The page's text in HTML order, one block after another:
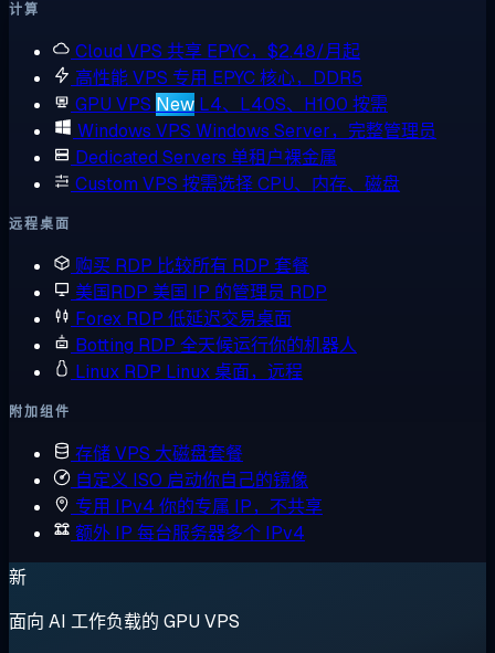
计算
Cloud VPS 共享 EPYC，$2.48/月起
高性能 VPS 专用 EPYC 核心，DDR5
GPU VPS New L4、L40S、H100 按需
Windows VPS Windows Server，完整管理员
Dedicated Servers 单租户裸金属
Custom VPS 按需选择 CPU、内存、磁盘
远程桌面
购买 RDP 比较所有 RDP 套餐
美国RDP 美国 IP 的管理员 RDP
Forex RDP 低延迟交易桌面
Botting RDP 全天候运行你的机器人
Linux RDP Linux 桌面，远程
附加组件
存储 VPS 大磁盘套餐
自定义 ISO 启动你自己的镜像
专用 IPv4 你的专属 IP，不共享
额外 IP 每台服务器多个 IPv4
新
面向 AI 工作负载的 GPU VPS